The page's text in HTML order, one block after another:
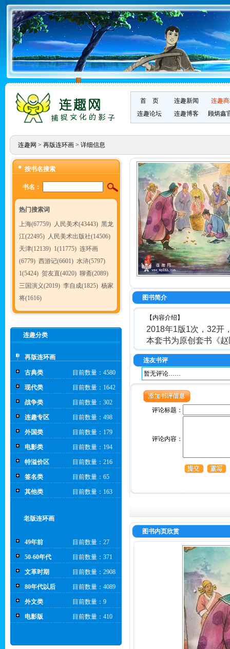
首 页 连趣新闻
连趣
连趣论坛
连趣博客 顾炳鑫
连趣网 > 再版连环画> 详细信息
按书名搜索
书名：
热门搜索词
上海(67759) 人民美术(43443) 黑龙
江(22495) 人民美术出版社(14506)
天津(12139) 1(11775) 连环画
(6779) 西游记(6601) 水浒(5797)
1(5424) 贺友直(4020) 聊斋(2089)
三国演义(2019) 李自成(1825) 杨家
将(1616)
连趣分类
再版连环画
古典类 目前数量：4580
现代类 目前数量：1642
战争类 目前数量：302
连趣专区 目前数量：498
外国类 目前数量：179
电影类 目前数量：194
特溢价区 目前数量：216
签名类 目前数量：65
其他类 目前数量：163
老版连环画
49年前 目前数量：27
50-60年代 目前数量：371
文革时期 目前数量：2908
80年代以后 目前数量：4089
外文类 目前数量：9
电影版 目前数量：410
图书简介
【内容介绍】
2018年1版1次，32开
本套书为原创套书《
连友书评
暂无评论……
评论标题：
评论内容：
图书内页欣赏